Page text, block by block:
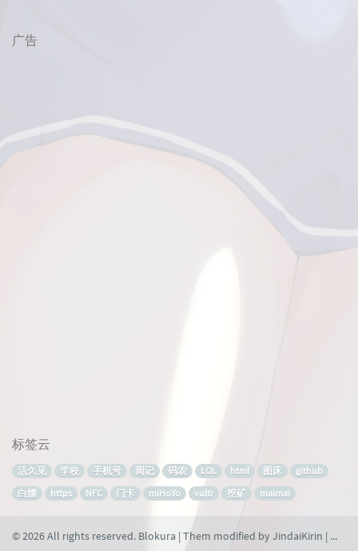
广告
标签云
活久见 学校 手机号 周记 码农 LOL html 图床
github
白嫖
https NFC 门卡 miHoYo vultr 挖矿 maimai
© 2026 All rights reserved. Blokura | Them modified byJindaiKirin | 本网站由